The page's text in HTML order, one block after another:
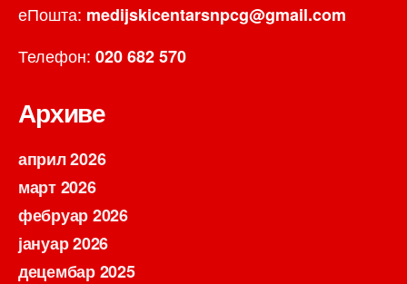
еПошта: medijskicentarsnpcg@gmail.com
Телефон: 020 682 570
Архиве
април 2026
март 2026
фебруар 2026
јануар 2026
децембар 2025